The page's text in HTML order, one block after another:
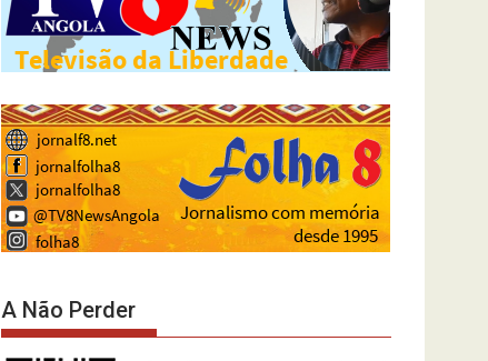
A Não Perder